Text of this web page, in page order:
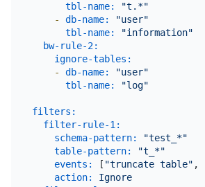
tbl-name:
"t.*"
-
db-name:
"user"
tbl-name:
"information"
bw-rule-2:
ignore-tables:
-
db-name:
"user"
tbl-name:
"log"
filters:
filter-rule-1:
schema-pattern:
"test_*"
table-pattern:
"t_*"
events:
[ "truncate table" ,
action:
Ignore